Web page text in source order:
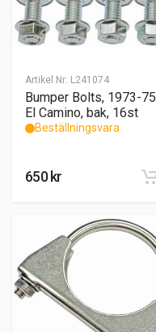
Artikel Nr: L241074
Bumper Bolts, 1973-75
El Camino, bak, 16st
Beställningsvara
650kr